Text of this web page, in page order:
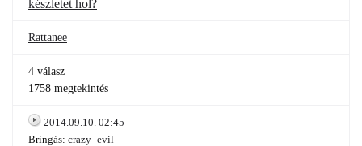
készletet hol?
Rattanee
4 válasz
1758 megtekintés
2014.09.10. 02:45
Bringás: crazy_evil